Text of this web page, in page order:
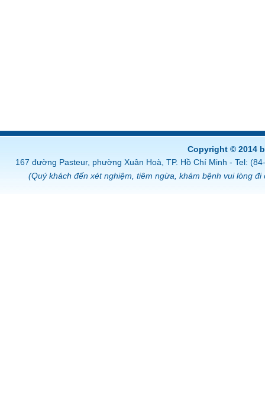
Copyright © 2014
167 đường Pasteur, phường Xuân Hoà, TP. Hồ Chí Minh - Tel:
(Quý khách đến xét nghiệm, tiêm ngừa, khám bệnh vui lòng